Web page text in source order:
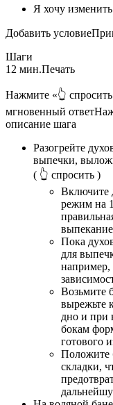
Я хочу изменить
Добавить условие
Шаги
12 мин.Печать
Нажмите «👆
мгновенный ответ
описание шага
Разогрейте
выпечки,
( 👆 спросить )
Включите
режим на
Пока
для
например,
Возьмите
вырежьте
дно и при
бокам
готового
Положите
складки,